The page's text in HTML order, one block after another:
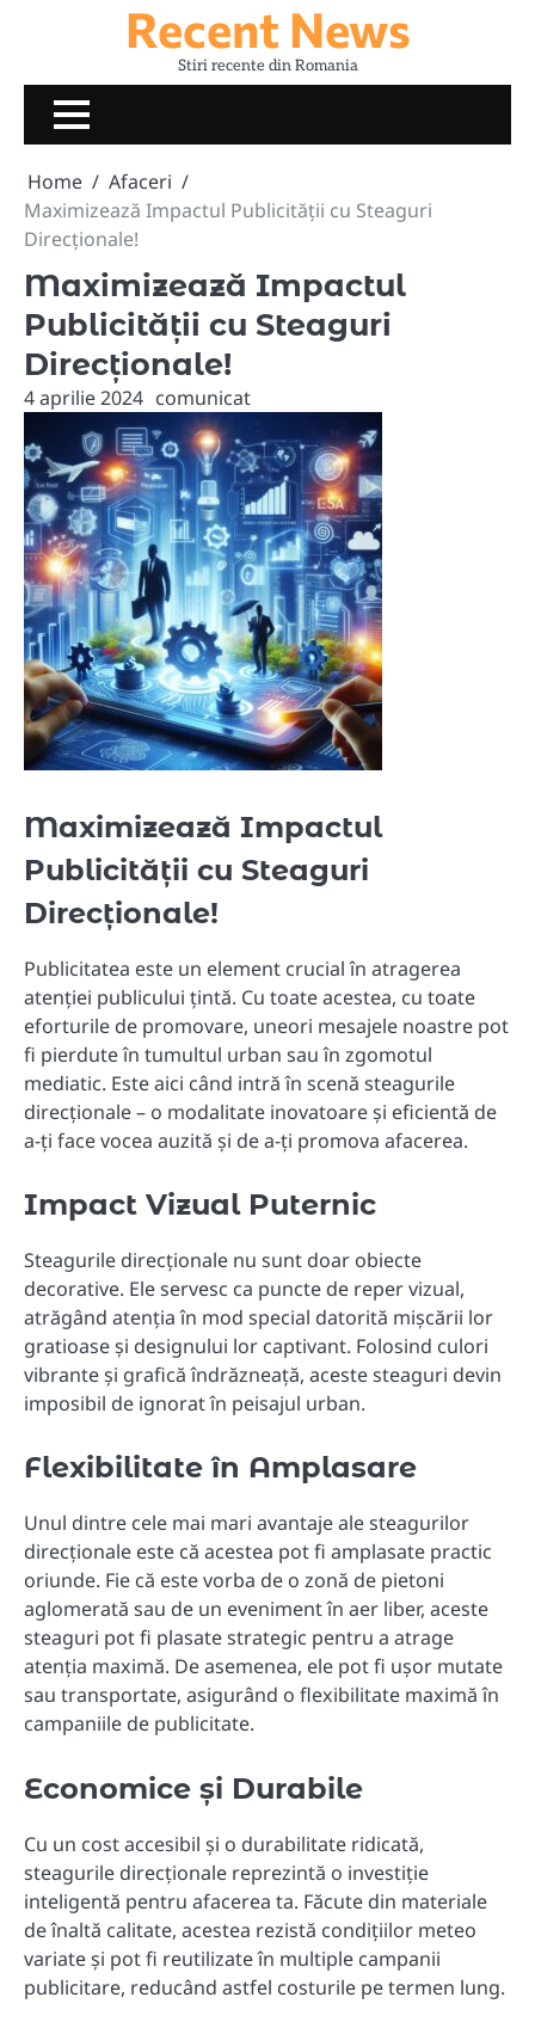
Recent News
Stiri recente din Romania
Home
Afaceri
Maximizează Impactul Publicității cu Steaguri
Direcționale!
Maximizează Impactul
Publicității cu Steaguri
Direcționale!
4 aprilie 2024 comunicat
Maximizează Impactul
Publicității cu Steaguri
Direcționale!
Publicitatea este un element crucial în atragerea
atenției publicului țintă. Cu toate acestea, cu toate
eforturile de promovare, uneori mesajele noastre pot
fi pierdute în tumultul urban sau în zgomotul
mediatic. Este aici când intră în scenă steagurile
direcționale – o modalitate inovatoare și eficientă de
a-ți face vocea auzită și de a-ți promova afacerea.
Impact Vizual Puternic
Steagurile direcționale nu sunt doar obiecte
decorative. Ele servesc ca puncte de reper vizual,
atrăgând atenția în mod special datorită mișcării lor
gratioase și designului lor captivant. Folosind culori
vibrante și grafică îndrăzneață, aceste steaguri devin
imposibil de ignorat în peisajul urban.
Flexibilitate în Amplasare
Unul dintre cele mai mari avantaje ale steagurilor
direcționale este că acestea pot fi amplasate practic
oriunde. Fie că este vorba de o zonă de pietoni
aglomerată sau de un eveniment în aer liber, aceste
steaguri pot fi plasate strategic pentru a atrage
atenția maximă. De asemenea, ele pot fi ușor mutate
sau transportate, asigurând o flexibilitate maximă în
campaniile de publicitate.
Economice și Durabile
Cu un cost accesibil și o durabilitate ridicată,
steagurile direcționale reprezintă o investiție
inteligentă pentru afacerea ta. Făcute din materiale
de înaltă calitate, acestea rezistă condițiilor meteo
variate și pot fi reutilizate în multiple campanii
publicitare, reducând astfel costurile pe termen lung.